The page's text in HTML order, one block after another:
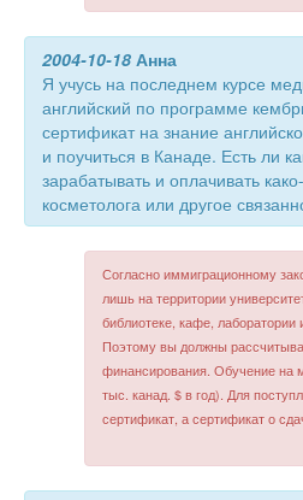
2004-10-18 Анна
Я учусь на последнем курсе
английский по программе
сертификат на знание
и поучиться в Канаде. Есть ли
зарабатывать и оплачивать
косметолога или другое
Согласно иммиграционному
лишь на территории
библиотеке, кафе,
Поэтому вы должны
финансирования. Обучение на
тыс. канад. $ в год). Для
сертификат, а сертификат о